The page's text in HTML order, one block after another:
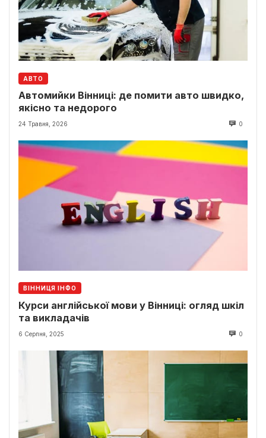
АВТО
Автомийки Вінниці: де помити авто швидко,
якісно та недорого
24 Травня, 2026 0
ВІННИЦЯ ІНФО
Курси англійської мови у Вінниці: огляд шкіл
та викладачів
6 Серпня, 2025 0